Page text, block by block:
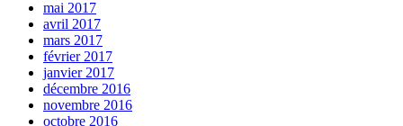
mai 2017
avril 2017
mars 2017
février 2017
janvier 2017
décembre 2016
novembre 2016
octobre 2016